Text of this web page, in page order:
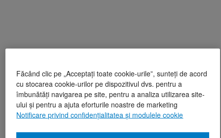
Făcând clic pe „Acceptați toate cookie-urile”, sunteți de acord
cu stocarea cookie-urilor pe dispozitivul dvs. pentru a
îmbunătăți navigarea pe site, pentru a analiza utilizarea site-
ului și pentru a ajuta eforturile noastre de marketing
Notificare privind confidențialitatea și modulele cookie